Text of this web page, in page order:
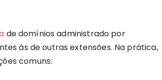
de domínios administrado por
às de outras extensões. Na prática,
comuns: